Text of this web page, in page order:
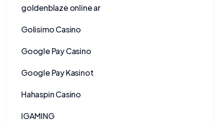
goldenblaze online ar
Golisimo Casino
Google Pay Casino
Google Pay Kasinot
Hahaspin Casino
IGAMING